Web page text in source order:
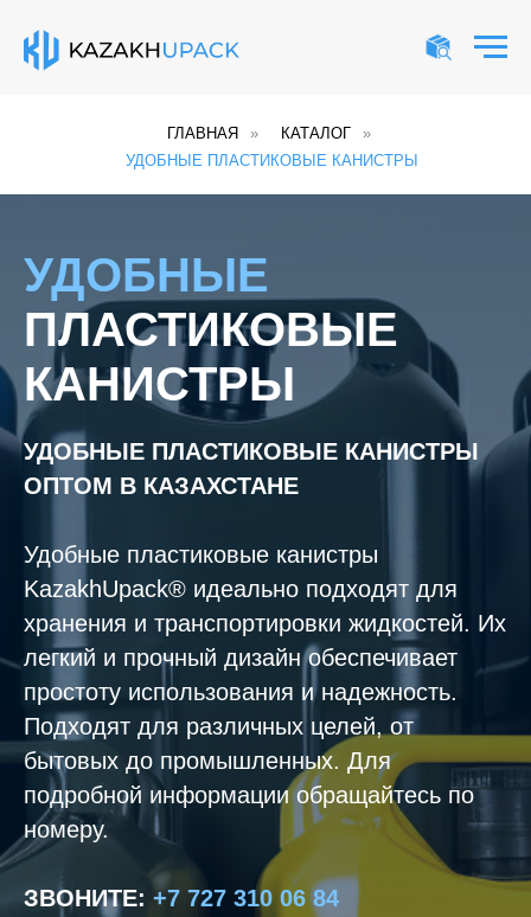
ГЛАВНАЯ » КАТАЛОГ
»
УДОБНЫЕ ПЛАСТИКОВЫЕ КАНИСТРЫ
УДОБНЫЕ
ПЛАСТИКОВЫЕ
КАНИСТРЫ
УДОБНЫЕ ПЛАСТИКОВЫЕ КАНИСТРЫ
ОПТОМ В КАЗАХСТАНЕ
Удобные пластиковые канистры
KazakhUpack® идеально подходят для
хранения и транспортировки жидкостей. Их
легкий и прочный дизайн обеспечивает
простоту использования и надежность.
Подходят для различных целей, от
бытовых до промышленных. Для
подробной информации обращайтесь по
номеру.
ЗВОНИТЕ: +7 727 310 06 84